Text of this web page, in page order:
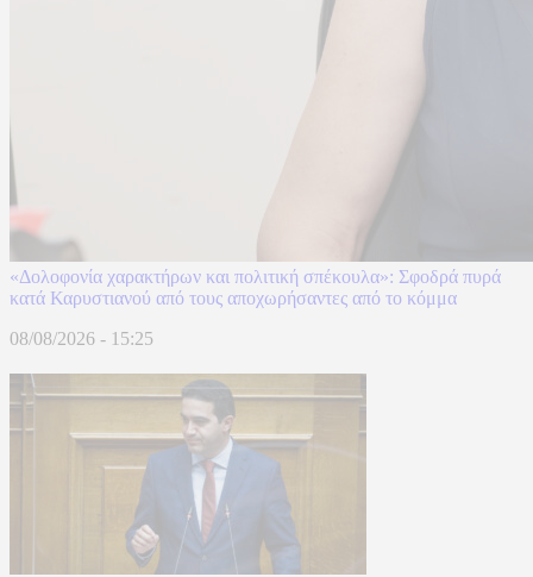
«Δολοφονία χαρακτήρων και πολιτική σπέκουλα»: Σφοδρά πυρά
κατά Καρυστιανού από τους αποχωρήσαντες από το κόμμα
08/08/2026 - 15:25